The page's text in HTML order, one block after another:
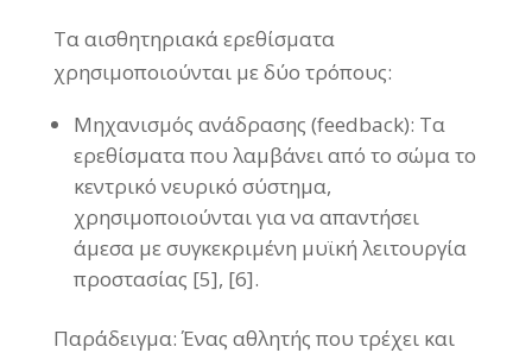
Τα αισθητηριακά ερεθίσματα
χρησιμοποιούνται με δύο τρόπους:
Μηχανισμός ανάδρασης (feedback): Τα
ερεθίσματα που λαμβάνει από το σώμα το
κεντρικό νευρικό σύστημα,
χρησιμοποιούνται για να απαντήσει
άμεσα με συγκεκριμένη μυϊκή λειτουργία
προστασίας [5], [6].
Παράδειγμα: Ένας αθλητής που τρέχει και